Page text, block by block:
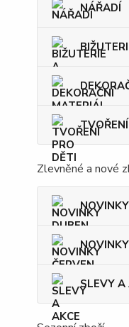
NÁŘADÍ
Zlevněné a nové
SLEVY A